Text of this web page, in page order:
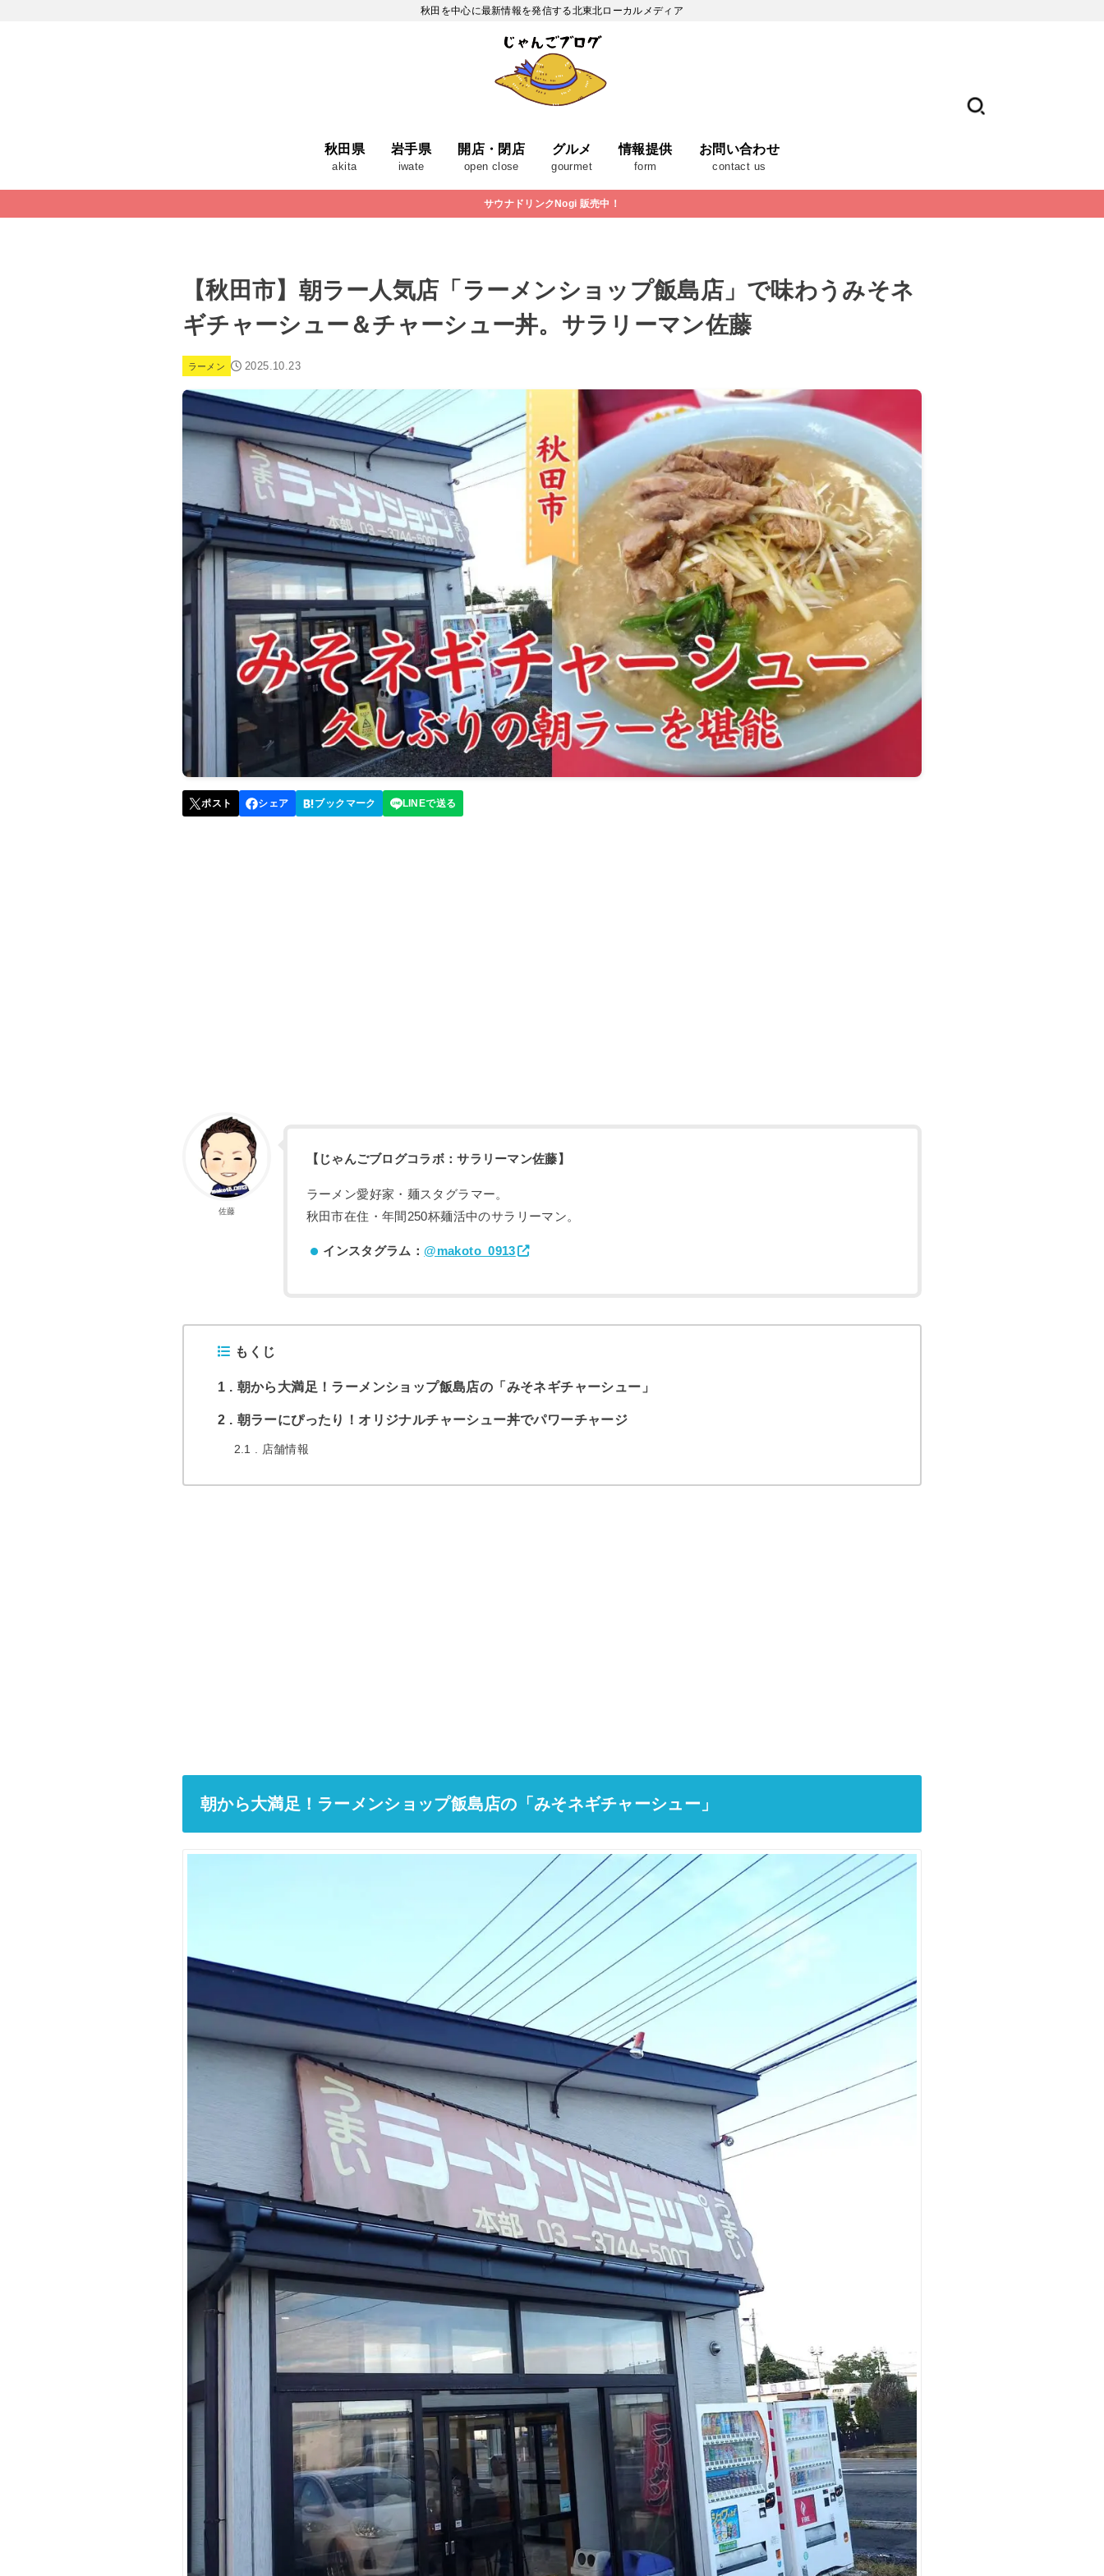
秋田を中心に最新情報を発信する北東北ローカルメディア
秋田県
akita
岩手県
iwate
開店・閉店
open close
グルメ
gourmet
情報提供
form
お問い合わせ
contact us
サウナドリンクNogi 販売中！
【秋田市】朝ラー人気店「ラーメンショップ飯島店」で味わうみそネ
ギチャーシュー＆チャーシュー丼。サラリーマン佐藤
ラーメン 2025.10.23
佐藤
【じゃんごブログコラボ：サラリーマン佐藤】
ラーメン愛好家・麺スタグラマー。
秋田市在住・年間250杯麺活中のサラリーマン。
インスタグラム：@makoto_0913
もくじ
1 朝から大満足！ラーメンショップ飯島店の「みそネギチャーシュー」
2 朝ラーにぴったり！オリジナルチャーシュー丼でパワーチャージ
2.1 店舗情報
朝から大満足！ラーメンショップ飯島店の「みそネギチャーシュー」